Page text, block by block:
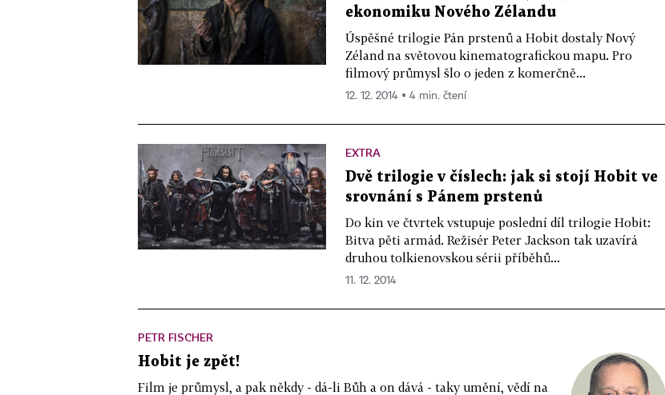
ekonomiku Nového Zélandu
Úspěšné trilogie Pán prstenů a Hobit dostaly Nový
Zéland na světovou kinematografickou mapu. Pro
filmový průmysl šlo o jeden z komerčně...
12. 12. 2014 ▪ 4 min. čtení
EXTRA
Dvě trilogie v číslech: jak si stojí Hobit ve
srovnání s Pánem prstenů
Do kin ve čtvrtek vstupuje poslední díl trilogie Hobit:
Bitva pěti armád. Režisér Peter Jackson tak uzavírá
druhou tolkienovskou sérii příběhů...
11. 12. 2014
PETR FISCHER
Hobit je zpět!
Film je průmysl, a pak někdy - dá-li Bůh a on dává - taky umění, vědí na